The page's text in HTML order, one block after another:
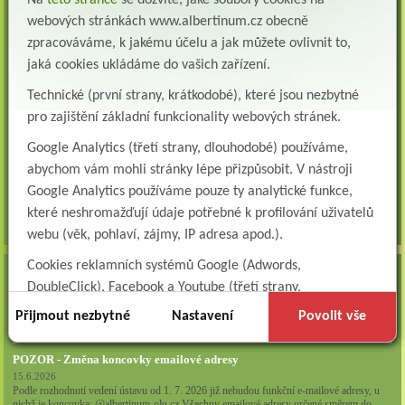
Všeobecná sestra na plicní oddělení
Albertinum, odborný léčebný ústav, přijme do pracovního poměru: VŠEOBECNÁ
SESTRA na oddělení pneumologie a ftizeologiePr...
Logoped/klinický logoped
Albertinum, OLÚ, Žamberk přijme
Ergoterapeut/ka
Albertinum, odborný léčebný ústav, přijme do pracovního
všechna volná místa »
AKTUALITY
29.7.2026
POZOR - Změna koncovky emailové adresy
15.6.2026
Podle rozhodnutí vedení ústavu od 1. 7. 2026 již nebudou funkční e-mailové adresy, u
webových stránkách www.albertinum.cz obecně
zpracováváme, k jakému účelu a jak můžete ovlivnit to,
jaká cookies ukládáme do vašich zařízení.
Technické (první strany, krátkodobé), které jsou nezbytné
pro zajištění základní funkcionality webových stránek.
Google Analytics (třetí strany, dlouhodobé) používáme,
abychom vám mohli stránky lépe přizpůsobit. V nástroji
Google Analytics používáme pouze ty analytické funkce,
které neshromažďují údaje potřebné k profilování uživatelů
webu (věk, pohlaví, zájmy, IP adresa apod.).
Cookies reklamních systémů Google (Adwords,
DoubleClick), Facebook a Youtube (třetí strany,
dlouhodobé). Tyto
cookiesslouží k marketingovému
například prostřednictvím personalizované reklamy na
sociálních sítích.
Přijmout nezbytné Nastavení Povolit vše